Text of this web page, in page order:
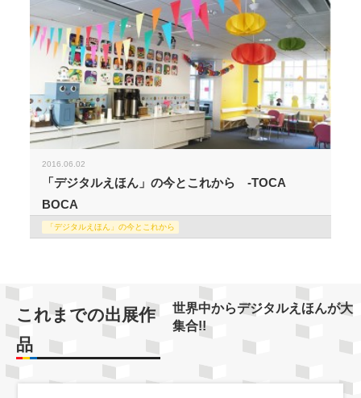
2016.06.02
「デジタルえほん」の今とこれから -TOCA
BOCA
「デジタルえほん」の今とこれから
これまでの出展作
品
世界中からデジタルえほんが大
集合!!